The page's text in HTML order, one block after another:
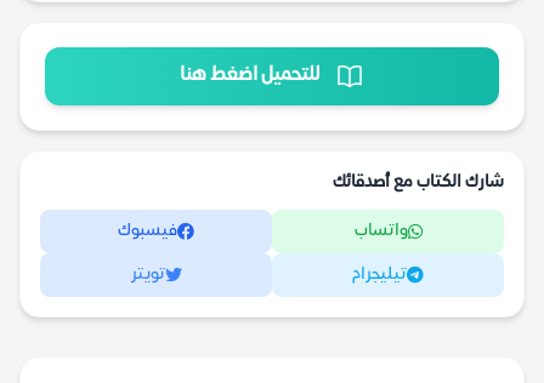
للتحميل اضغط هنا
شارك الكتاب مع أصدقائك
واتساب فيسبوك
تيليجرام تويتر